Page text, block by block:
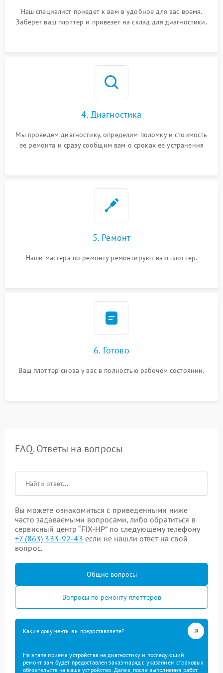
Наш специалист приедет к вам в удобное для вас время.
Заберет ваш плоттер и привезет на склад для диагностики.
4. Диагностика
Мы проведем диагностику, определим поломку и стоимость
ее ремонта и сразу сообщим вам о сроках ее устранения
5. Ремонт
Наши мастера по ремонту ремонтируют ваш плоттер.
6. Готово
Ваш плоттер снова у вас в полностью рабочем состоянии.
FAQ. Ответы на вопросы
Вы можете ознакомиться с приведенными ниже
часто задаваемыми вопросами, либо обратиться в
сервисный центр “FIX-HP” по следующему телефону
+7 (863) 333-92-43 если не нашли ответ на свой
вопрос.
Общие вопросы
Вопросы по ремонту плоттеров
Какие документы вы предоставляете?
На этапе приема устройства на диагностику и последующий
ремонт вам будет предоставлен заказ-наряд с указанием страховых
обязательств на ваше устройство. Далее, после выполнения работ